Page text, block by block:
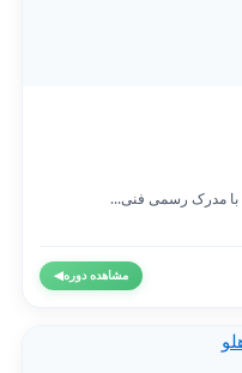
مدرک رسمی فنی...
مشاهده دوره◀